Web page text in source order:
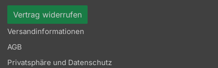
Vertrag widerrufen
Versandinformationen
AGB
Privatsphäre und Datenschutz